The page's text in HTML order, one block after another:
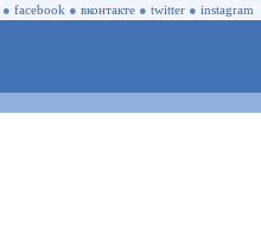
● facebook ● вконтакте ● twitter ● instagram